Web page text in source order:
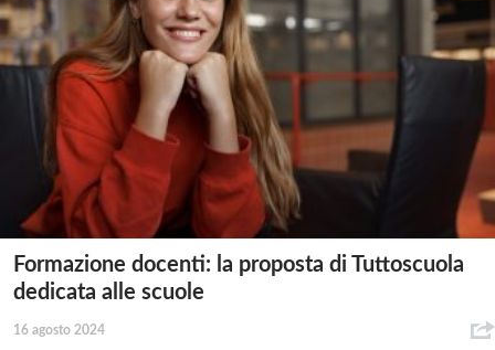
Formazione docenti: la proposta di Tuttoscuola
dedicata alle scuole
16 agosto 2024